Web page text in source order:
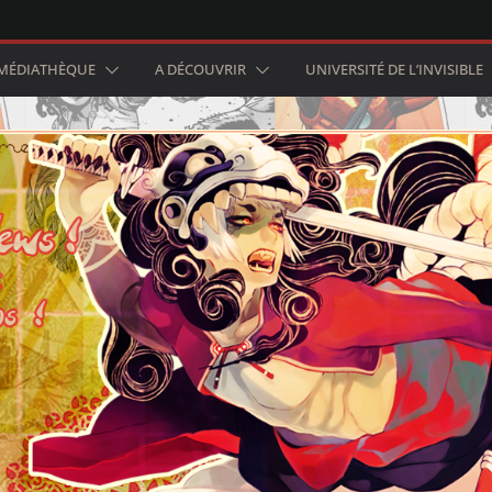
A DÉCOUVRIR UNIVERSITÉ DE L’INVISIBLE